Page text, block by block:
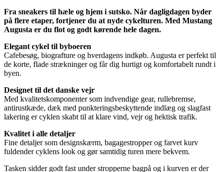
Fra sneakers til hæle og hjem i sutsko. Når dagligdagen byder
på flere etaper, fortjener du at nyde cykelturen. Med Mustang
Augusta er du flot og godt kørende hele dagen.
Elegant cykel til byboeren
Cafebesøg, biografture og hverdagens indkøb. Augusta er perfekt til
de korte, flade strækninger og får dig hurtigt og komfortabelt rundt i
byen.
Designet til det danske vejr
Med kvalitetskomponenter som indvendige gear, rullebremse,
antirustkæde, dæk med punkteringsbeskyttende indlæg og slagfast
lakering er cyklen skabt til at klare vind, vejr og hektisk trafik.
Kvalitet i alle detaljer
Fine detaljer som designskærm, bagagestropper og farvet kurv
fuldender cyklens look og gør samtidig turen mere bekvem.
Tasken sidder godt fast under stropperne bagpå og i kurven er der